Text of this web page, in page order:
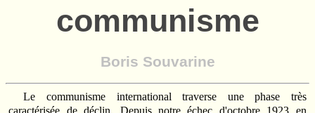
communisme
Boris Souvarine
Le communisme international traverse une phase très